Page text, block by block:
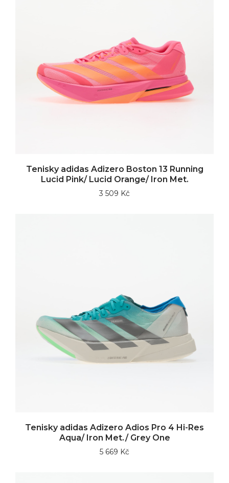
Tenisky adidas Adizero Boston 13 Running
Lucid Pink/ Lucid Orange/ Iron Met.
3 509 Kč
Tenisky adidas Adizero Adios Pro 4 Hi-Res
Aqua/ Iron Met./ Grey One
5 669 Kč